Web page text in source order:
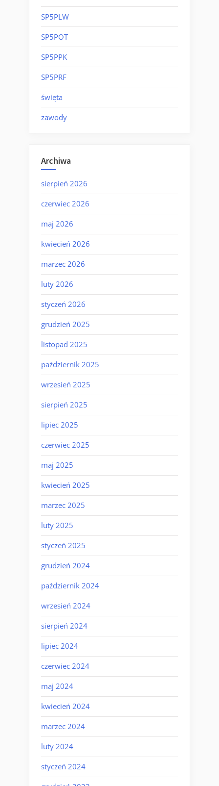
SP5PLW
SP5POT
SP5PPK
SP5PRF
święta
zawody
Archiwa
sierpień 2026
czerwiec 2026
maj 2026
kwiecień 2026
marzec 2026
luty 2026
styczeń 2026
grudzień 2025
listopad 2025
październik 2025
wrzesień 2025
sierpień 2025
lipiec 2025
czerwiec 2025
maj 2025
kwiecień 2025
marzec 2025
luty 2025
styczeń 2025
grudzień 2024
październik 2024
wrzesień 2024
sierpień 2024
lipiec 2024
czerwiec 2024
maj 2024
kwiecień 2024
marzec 2024
luty 2024
styczeń 2024